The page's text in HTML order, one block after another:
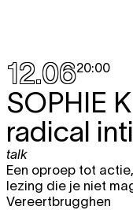
12.0620:00
SOPHIE
radical
talk
Een oproep tot
lezing die je niet
Vereertbrugghen